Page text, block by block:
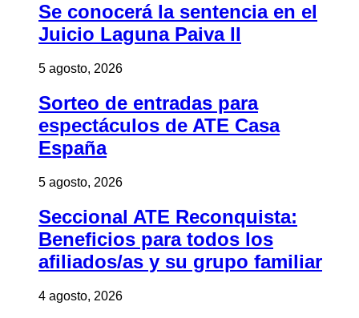
Se conocerá la sentencia en el
Juicio Laguna Paiva II
5 agosto, 2026
Sorteo de entradas para
espectáculos de ATE Casa
España
5 agosto, 2026
Seccional ATE Reconquista:
Beneficios para todos los
afiliados/as y su grupo familiar
4 agosto, 2026